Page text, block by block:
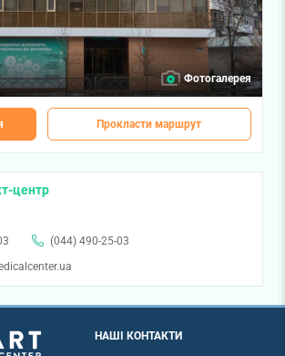
Фотогалерея
Прокласти маршрут
центр
(044) 490-25-03
НАШІ КОНТАКТИ